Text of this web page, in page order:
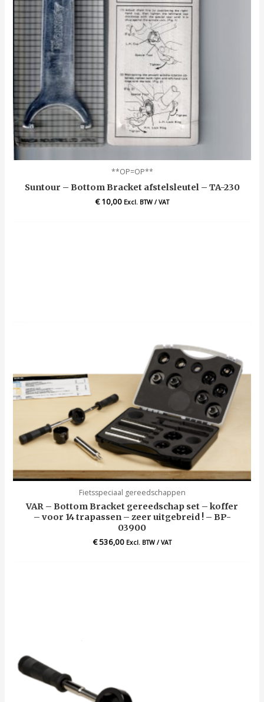
**OP=OP**
Suntour – Bottom Bracket afstelsleutel – TA-230
€10,00 Excl. BTW / VAT
Fietsspeciaal gereedschappen
VAR – Bottom Bracket gereedschap set – koffer
– voor 14 trapassen – zeer uitgebreid ! – BP-
03900
€536,00 Excl. BTW / VAT